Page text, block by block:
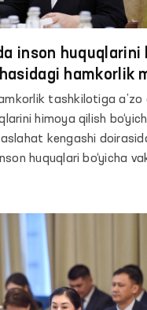
inson huquqlarini
hamkorlik
qilinditashkilotiga a’zo
himoya qilish
kengashi
huquqlari bo‘yicha
Feruza Eshmatova
SHHTga a’zo
vakillari bilan